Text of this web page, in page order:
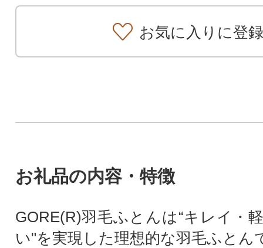
お気に入りに登録
お礼品の内容・特徴
GORE(R)羽毛ふとんは“キレイ・
い"を実現した理想的な羽毛ふとん